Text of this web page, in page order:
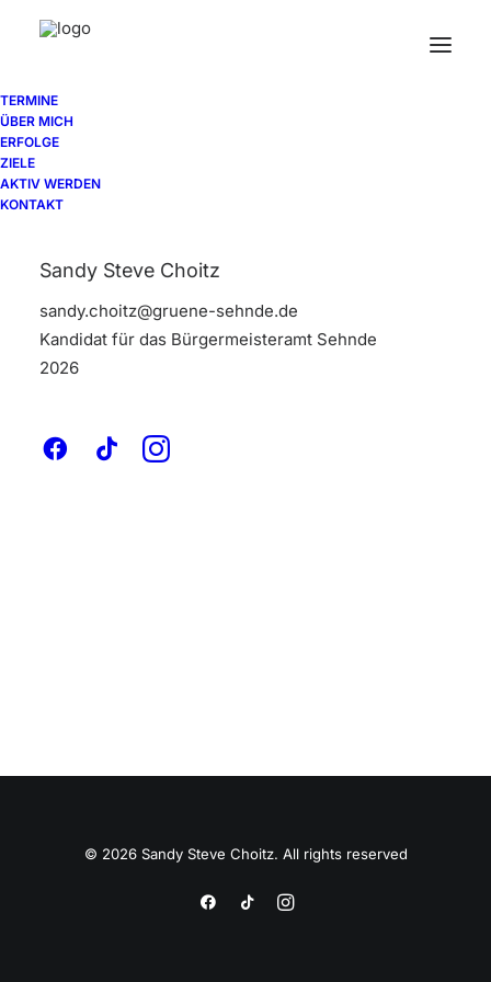
TERMINE
ÜBER MICH
ERFOLGE
ZIELE
AKTIV WERDEN
KONTAKT
Sandy Steve Choitz
sandy.choitz@gruene-sehnde.de
Kandidat für das Bürgermeisteramt Sehnde
2026
Nothing found.
© 2026 Sandy Steve Choitz. All rights reserved